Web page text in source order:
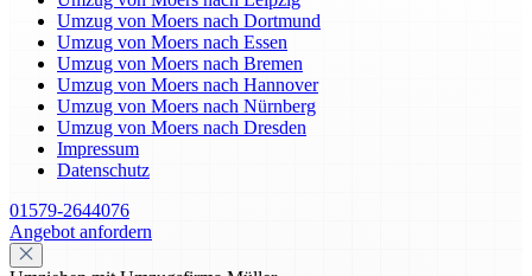
Umzug von Moers nach Dortmund
Umzug von Moers nach Essen
Umzug von Moers nach Bremen
Umzug von Moers nach Hannover
Umzug von Moers nach Nürnberg
Umzug von Moers nach Dresden
Impressum
Datenschutz
01579-2644076
Angebot anfordern